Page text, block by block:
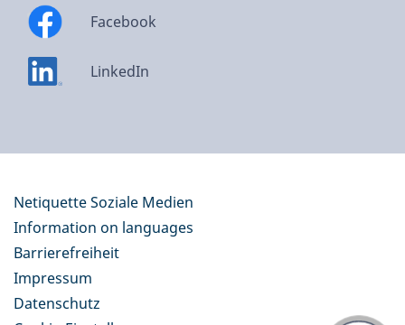
Facebook
LinkedIn
Netiquette Soziale Medien
Information on languages
Barrierefreiheit
Impressum
Datenschutz